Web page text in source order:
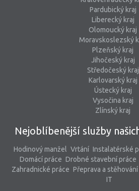
Pardubický kraj
Liberecký kraj
Olomoucký kraj
Moravskoslezský
Plzeňský kraj
Jihočeský kraj
Středočeský kraj
Karlovarský kraj
Ústecký kraj
Vysočina kraj
Zlínský kraj
Nejoblíbenější služby
Hodinový manžel Vrtání Instalatérské
Domácí práce Drobné stavební práce
Zahradnické práce Přeprava a stěhování
IT